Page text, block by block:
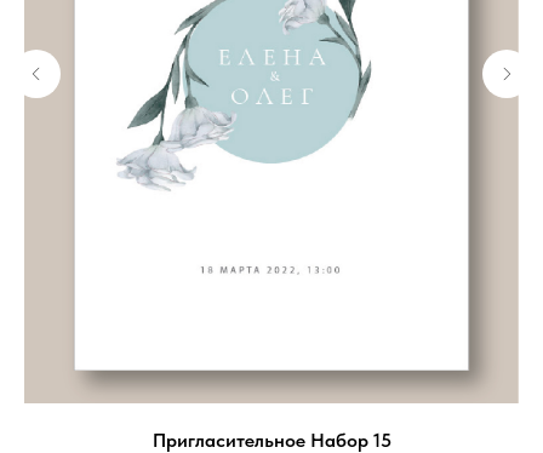
Пригласительное Набор 15